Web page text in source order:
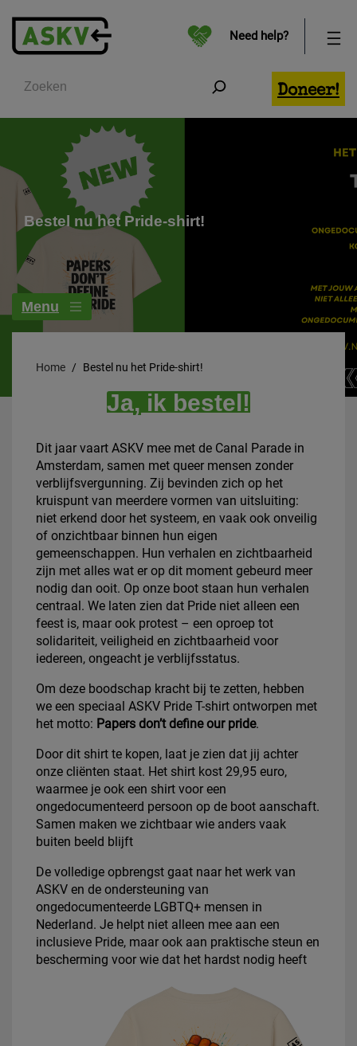
Zoeken
Doneer!
Need help?
Bestel nu het Pride-shirt!
Menu
Home Bestel nu het Pride-shirt!
Ja, ik bestel!
Dit jaar vaart ASKV mee met de Canal Parade in
Amsterdam, samen met queer mensen zonder
verblijfsvergunning. Zij bevinden zich op het
kruispunt van meerdere vormen van uitsluiting:
niet erkend door het systeem, en vaak ook onveilig
of onzichtbaar binnen hun eigen
gemeenschappen. Hun verhalen en zichtbaarheid
zijn met alles wat er op dit moment gebeurd meer
nodig dan ooit. Op onze boot staan hun verhalen
centraal. We laten zien dat Pride niet alleen een
feest is, maar ook protest – een oproep tot
solidariteit, veiligheid en zichtbaarheid voor
iedereen, ongeacht je verblijfsstatus.
Om deze boodschap kracht bij te zetten, hebben
we een speciaal ASKV Pride T-shirt ontworpen met
het motto: Papers don’t define our pride.
Door dit shirt te kopen, laat je zien dat jij achter
onze cliënten staat. Het shirt kost 29,95 euro,
waarmee je ook een shirt voor een
ongedocumenteerd persoon op de boot aanschaft.
Samen maken we zichtbaar wie anders vaak
buiten beeld blijft
De volledige opbrengst gaat naar het werk van
ASKV en de ondersteuning van
ongedocumenteerde LGBTQ+ mensen in
Nederland. Je helpt niet alleen mee aan een
inclusieve Pride, maar ook aan praktische steun en
bescherming voor wie dat het hardst nodig heeft